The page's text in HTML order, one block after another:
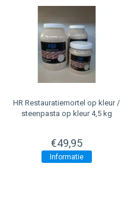
HR Restauratiemortel op kleur /
steenpasta op kleur 4,5 kg
€49,95
Informatie